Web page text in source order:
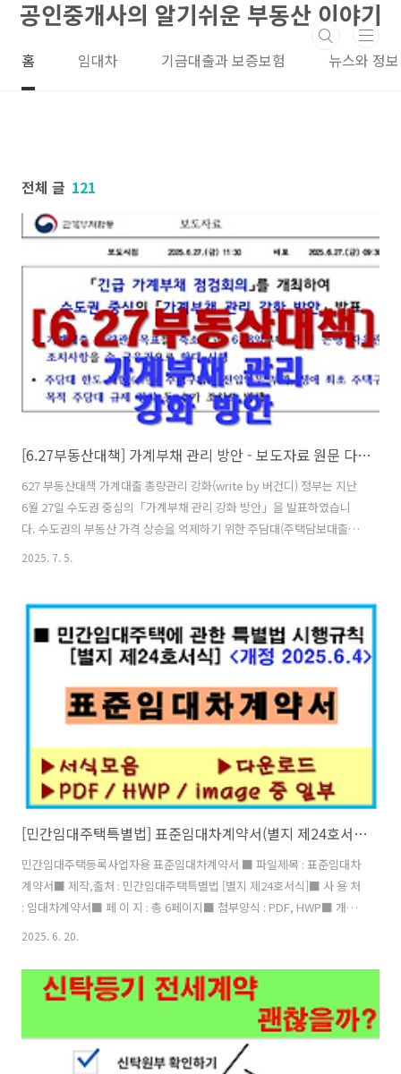
본문 바로가기
공인중개사의 알기쉬운 부동산 이야기
홈 임대차 기금대출과 보증보험 뉴스와 정보
전체 글 121
[6.27부동산대책] 가계부채 관리 방안 - 보도자료 원문 다운로드
627 부동산대책 가계대출 총량관리 강화(write by 버건디) 정부는 지난
6월 27일 수도권 중심의「가계부채 관리 강화 방안」을 발표하였습니
다. 수도권의 부동산 가격 상승을 억제하기 위한 주담대(주택담보대출)
을 중심으로 한 부동산 관련대출을 파격적으로 제한하는 것이 주요 내용
(LTV=0%)▶ 수도권·규제지역 내에서 2주택 이상 보유자가 추가 주택을
구입하거나, 1주택자가 기존 주택을 처분하지 않고 추가 주택을 구입하
는 경우에는 추가 주택구입 목적 주담대 금지▶1주택자가 기존 주택을 6
2025. 7. 5.
[민간임대주택특별법] 표준임대차계약서(별지 제24호서식) - 개정 2024.6.4
민간임대주택등록사업자용 표준임대차계약서 ■ 파일제목 : 표준임대차
계약서■ 제작,출처 : 민간임대주택특별법 [별지 제24호서식]■ 사 용 처
: 임대차계약서■ 페 이 지 : 총 6페이지■ 첨부양식 : PDF, HWP■ 개정
시기 : 2025.6.4 (write by 버건디) 등록 민간임대주택 특별법이 시행되
주택사업자인 경우에는 반드시 표준임대차계약서를 작성해야 합니다.
■ 민간임대주택사업자 과태료 종류구분위반종류과태료1.임대차계약시
임대차계약 신고의무1천만원 이하 표준임대차계약서 사용의무1천만원
이하 설명의무5백만원 이하 부기등기 의무5백만원 이하 보증보험 가입
의무3천만원 이하2.임대차 계약 후임대료 증액제한 준수의무3천만..
2025. 6. 20.